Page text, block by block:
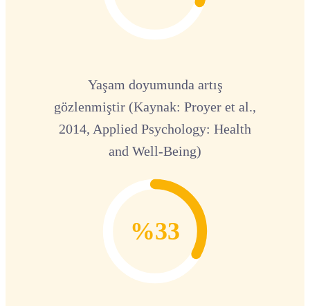
Yaşam doyumunda artış
gözlenmiştir (Kaynak: Proyer et al.,
2014, Applied Psychology: Health
and Well-Being)
%33